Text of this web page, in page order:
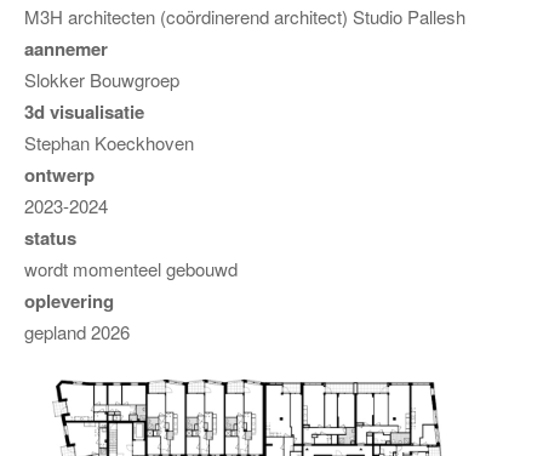
M3H architecten (coördinerend architect) Studio Pallesh
aannemer
Slokker Bouwgroep
3d visualisatie
Stephan Koeckhoven
ontwerp
2023-2024
status
wordt momenteel gebouwd
oplevering
gepland 2026